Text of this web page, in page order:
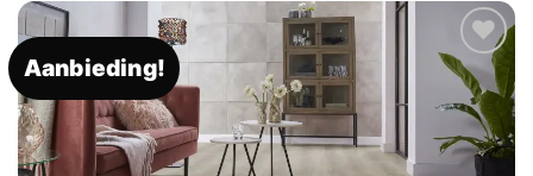
Aanbieding!
Toevoegen
aan
verlanglijst